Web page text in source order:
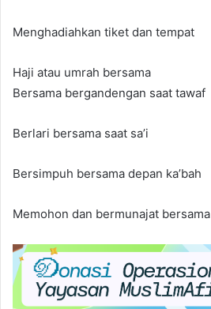
Menghadiahkan tiket dan tempat
Haji atau umrah bersama
Bersama bergandengan saat tawaf
Berlari bersama saat sa’i
Bersimpuh bersama depan ka’bah
Memohon dan bermunajat bersama